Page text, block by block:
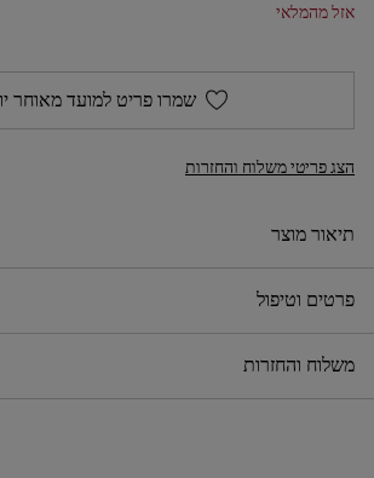
אזל מהמלאי
שמרו פריט למועד מאוחר
הצג פריטי משלוח והחזרות
תיאור מוצר
פרטים וטיפול
משלוח והחזרות